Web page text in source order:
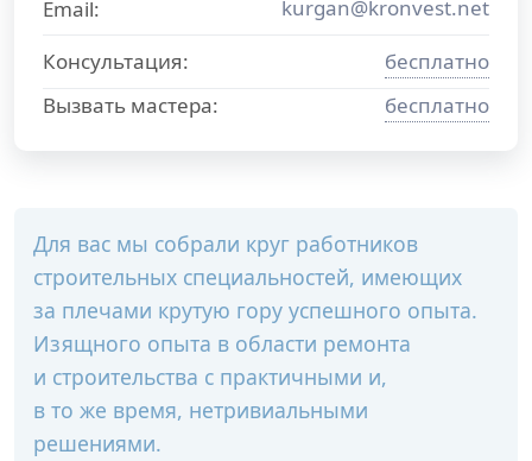
Email:
kurgan@kronvest.net
Консультация:
бесплатно
Вызвать мастера:
бесплатно
Для вас мы собрали круг работников
строительных специальностей, имеющих
за плечами крутую гору успешного опыта.
Изящного опыта в области ремонта
и строительства с практичными и,
в то же время, нетривиальными
решениями.